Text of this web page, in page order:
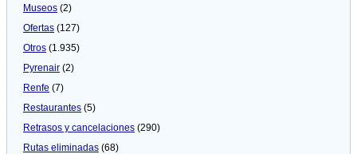
Museos (2)
Ofertas (127)
Otros (1.935)
Pyrenair (2)
Renfe (7)
Restaurantes (5)
Retrasos y cancelaciones (290)
Rutas eliminadas (68)